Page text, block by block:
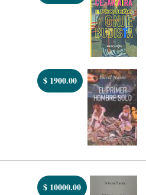
$ 1900.00
$ 10000.00